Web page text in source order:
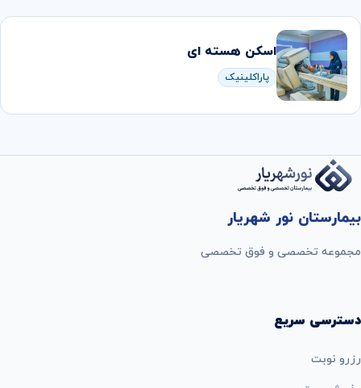
اسکن هسته ای
پاراکلینیک
بیمارستان نور شهریار
مجموعه تخصصی و فوق تخصصی
دسترسی سریع
رزرو نوبت